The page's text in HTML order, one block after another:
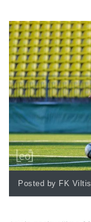
Posted by FK